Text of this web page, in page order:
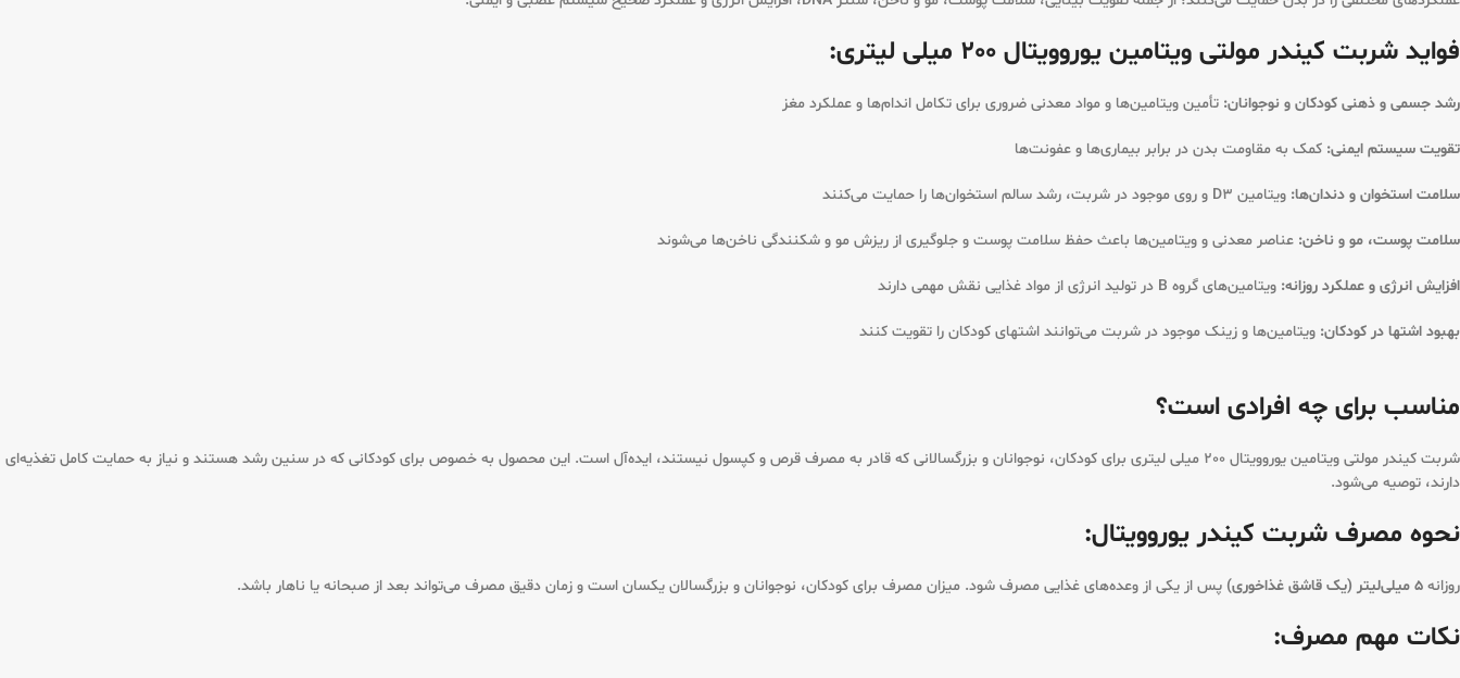
فواید شربت کیندر مولتی ویتامین یوروویتال 200 میلی لیتری:
رشد جسمی و ذهنی کودکان و نوجوانان: تأمین ویتامین‌ها و مواد معدنی ضروری برای تکامل اندام‌ها و عملکرد مغز
تقویت سیستم ایمنی: کمک به مقاومت بدن در برابر بیماری‌ها و عفونت‌ها
سلامت استخوان و دندان‌ها: ویتامین D3 و روی موجود در شربت، رشد سالم استخوان‌ها را حمایت می‌کنند
سلامت پوست، مو و ناخن: عناصر معدنی و ویتامین‌ها باعث حفظ سلامت پوست و جلوگیری از ریزش مو و شکنندگی ناخن‌ها می‌شوند
افزایش انرژی و عملکرد روزانه: ویتامین‌های گروه B در تولید انرژی از مواد غذایی نقش مهمی دارند
بهبود اشتها در کودکان: ویتامین‌ها و زینک موجود در شربت می‌توانند اشتهای کودکان را تقویت کنند
مناسب برای چه افرادی است؟
شربت کیندر مولتی ویتامین یوروویتال 200 میلی لیتری برای کودکان، نوجوانان و بزرگسالانی که قادر به مصرف قرص و کپسول نیستند، ایده‌آل است. این محصول به خصوص برای کودکانی که در سنین رشد هستند و نیاز به حمایت کامل تغذیه‌ای
دارند، توصیه می‌شود.
نحوه مصرف شربت کیندر یوروویتال:
روزانه 5 میلی‌لیتر (یک قاشق غذاخوری) پس از یکی از وعده‌های غذایی مصرف شود. میزان مصرف برای کودکان، نوجوانان و بزرگسالان یکسان است و زمان دقیق مصرف می‌تواند بعد از صبحانه یا ناهار باشد.
نکات مهم مصرف: